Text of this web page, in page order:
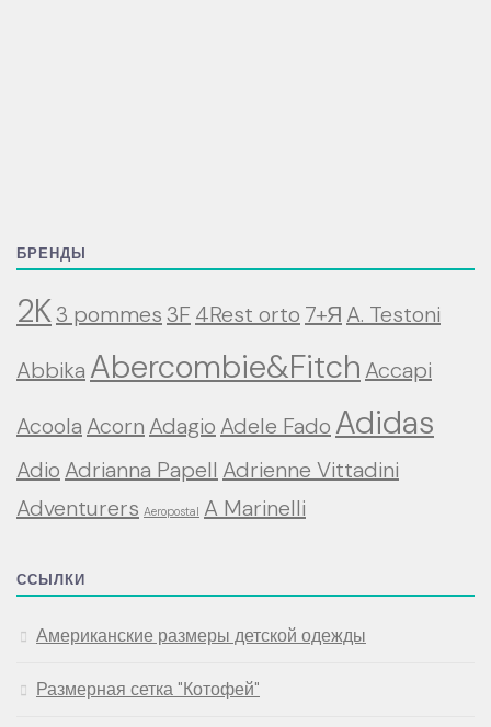
БРЕНДЫ
2K3 pommes3F 4Rest orto 7+Я A. Testoni
Abbika Abercombie&Fitch Accapi
Acoola Acorn Adagio Adele Fado Adidas
Adio Adrianna Papell Adrienne Vittadini
Adventurers Aeropostal A Marinelli
ССЫЛКИ
Американские размеры детской одежды
Размерная сетка "Котофей"